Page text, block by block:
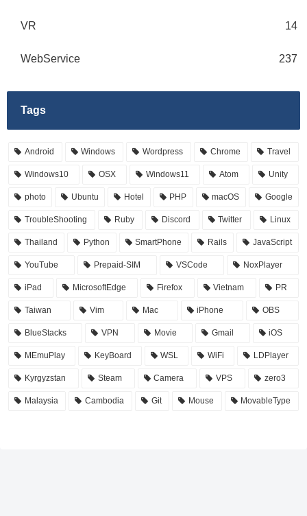
VR 14
WebService 237
Tags
Android Windows Wordpress Chrome Travel
Windows10 OSX Windows11 Atom Unity
photo Ubuntu Hotel PHP macOS Google
TroubleShooting Ruby Discord Twitter Linux
Thailand Python SmartPhone Rails JavaScript
YouTube Prepaid-SIM VSCode NoxPlayer
iPad MicrosoftEdge Firefox Vietnam PR
Taiwan Vim Mac iPhone OBS
BlueStacks VPN Movie Gmail iOS
MEmuPlay KeyBoard WSL WiFi LDPlayer
Kyrgyzstan Steam Camera VPS zero3
Malaysia Cambodia Git Mouse MovableType